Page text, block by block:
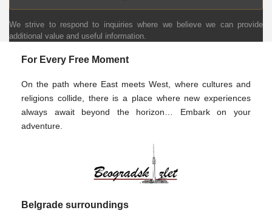
We strive to respond to inquiries where we believe we can provide
additional value and useful information.
For Every Free Moment
On the path where East meets West, where cultures and
religions collide, there is a place where new experiences
always await beyond the horizon… Embark on your
adventure.
Belgrade surroundings